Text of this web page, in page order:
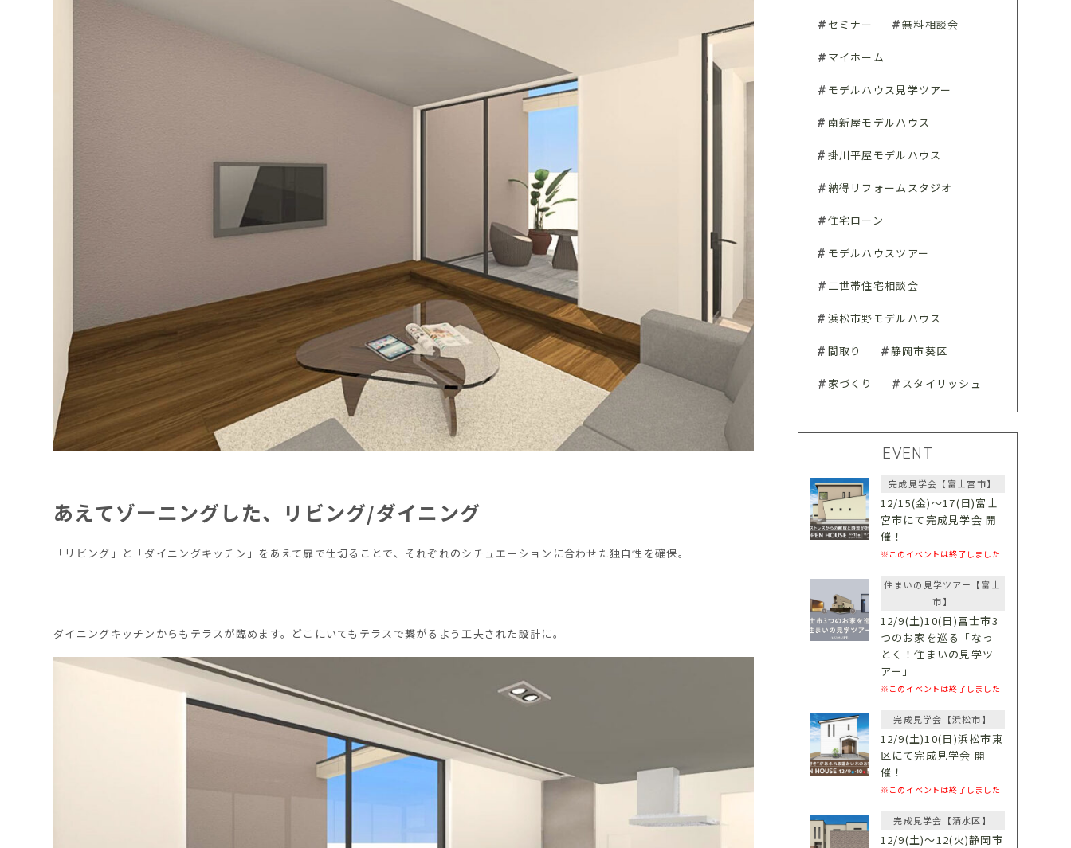
あえてゾーニングした、リビング/ダイニング
「リビング」と「ダイニングキッチン」をあえて扉で仕切ることで、それぞれのシチュエーションに合わせた独自性を確保。
ダイニングキッチンからもテラスが臨めます。どこにいてもテラスで繋がるよう工夫された設計に。
セミナー 無料相談会
マイホーム
モデルハウス見学ツアー
南新屋モデルハウス
掛川平屋モデルハウス
納得リフォームスタジオ
住宅ローン
モデルハウスツアー
二世帯住宅相談会
浜松市野モデルハウス
間取り 静岡市葵区
家づくり スタイリッシュ
EVENT
完成見学会【富士宮市】
12/15(金)〜17(日)富士
宮市にて完成見学会 開
催！
※このイベントは終了しました
住まいの見学ツアー【富士
市】
12/9(土)10(日)富士市3
つのお家を巡る「なっ
とく！住まいの見学ツ
アー」
※このイベントは終了しました
完成見学会【浜松市】
12/9(土)10(日)浜松市東
区にて完成見学会 開
催！
※このイベントは終了しました
完成見学会【清水区】
12/9(土)〜12(火)静岡市